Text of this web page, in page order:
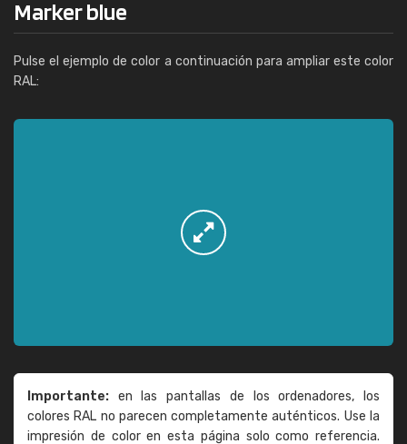
Marker blue
Pulse el ejemplo de color a continuación para ampliar este color
RAL:
Importante: en las pantallas de los ordenadores, los
colores RAL no parecen completamente auténticos. Use la
impresión de color en esta página solo como referencia.